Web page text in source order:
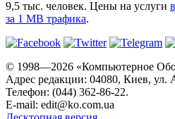
9,5 тыс. человек. Цены на услуги
за 1 MB трафика.
© 1998—2026 «Компьютерное
Адрес редакции: 04080, Киев, ул.
Телефон: (044) 362-86-22.
E-mail: edit@ko.com.ua